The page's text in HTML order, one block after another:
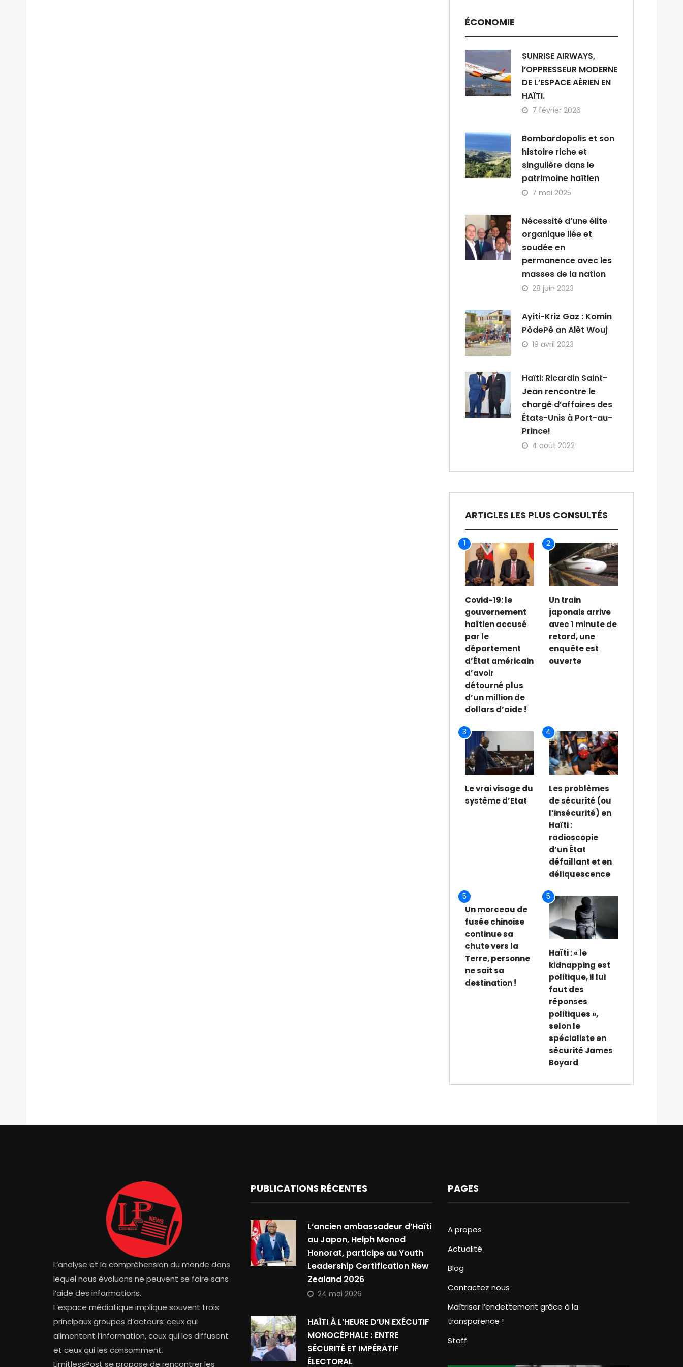
ÉCONOMIE
SUNRISE AIRWAYS,
l’OPPRESSEUR MODERNE
DE L’ESPACE AÉRIEN EN
HAÏTI.
7 février 2026
Bombardopolis et son
histoire riche et
singulière dans le
patrimoine haïtien
7 mai 2025
Nécessité d’une élite
organique liée et
soudée en
permanence avec les
masses de la nation
28 juin 2023
Ayiti-Kriz Gaz : Komin
PòdePè an Alèt Wouj
19 avril 2023
Haïti: Ricardin Saint-
Jean rencontre le
chargé d’affaires des
États-Unis à Port-au-
Prince!
4 août 2022
ARTICLES LES PLUS CONSULTÉS
1
Covid-19: le
gouvernement
haïtien accusé
par le
département
d’État américain
d’avoir
détourné plus
d’un million de
dollars d’aide !
2
Un train
japonais arrive
avec 1 minute de
retard, une
enquête est
ouverte
3
Le vrai visage du
système d’Etat
4
Les problèmes
de sécurité (ou
l’insécurité) en
Haïti :
radioscopie
d’un État
défaillant et en
déliquescence
5
Un morceau de
fusée chinoise
continue sa
chute vers la
Terre, personne
ne sait sa
destination !
5
Haïti : « le
kidnapping est
politique, il lui
faut des
réponses
politiques »,
selon le
spécialiste en
sécurité James
Boyard
L’analyse et la compréhension du monde dans
lequel nous évoluons ne peuvent se faire sans
l’aide des informations.
L’espace médiatique implique souvent trois
principaux groupes d’acteurs: ceux qui
alimentent l’information, ceux qui les diffusent
et ceux qui les consomment.
LimitlessPost se propose de rencontrer les
PUBLICATIONS RÉCENTES
L’ancien ambassadeur d’Haïti
au Japon, Helph Monod
Honorat, participe au Youth
Leadership Certification New
Zealand 2026
24 mai 2026
HAÏTI À L’HEURE D’UN EXÉCUTIF
MONOCÉPHALE : ENTRE
SÉCURITÉ ET IMPÉRATIF
ÉLECTORAL
PAGES
A propos
Actualité
Blog
Contactez nous
Maîtriser l’endettement grâce à la
transparence !
Staff